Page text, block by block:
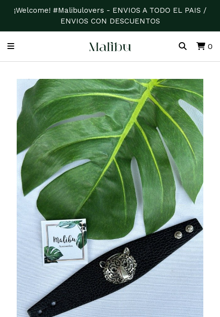
¡Welcome! #Malibulovers - ENVIOS A TODO EL PAIS /
ENVIOS CON DESCUENTOS
0